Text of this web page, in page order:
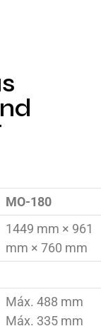
MO-180
1449 mm × 961
mm × 760 mm
Máx. 488 mm
Máx. 335 mm